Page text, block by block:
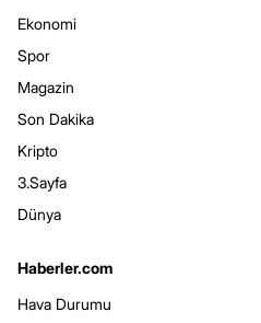
Ekonomi
Spor
Magazin
Son Dakika
Kripto
3.Sayfa
Dünya
Haberler.com
Hava Durumu